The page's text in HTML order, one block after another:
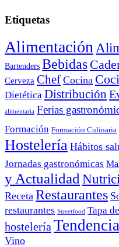
Etiquetas
Alimentación
Bartenders Bebidas
Cerveza Chef Cocina
Dietética Distribución
alimentaria Ferias
Formación Formación Culinaria
Hostelería Hábitos
Jornadas gastronómicas
y Actualidad
Receta Restaurantes
restaurantes Streetfood Tapa
hostelería
Vino